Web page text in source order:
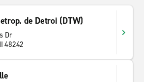
de Detroi (DTW)
Dr
48242